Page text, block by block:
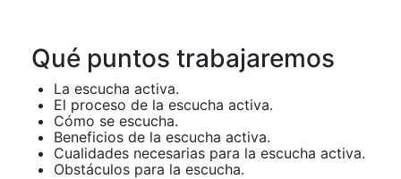
Qué puntos trabajaremos
La escucha activa.
El proceso de la escucha activa.
Cómo se escucha.
Beneficios de la escucha activa.
Cualidades necesarias para la escucha activa.
Obstáculos para la escucha.